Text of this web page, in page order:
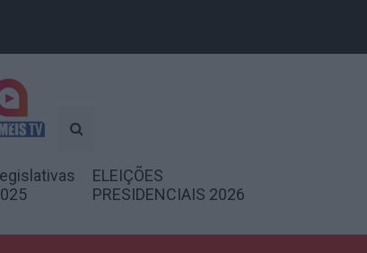
ELEIÇÕES
PRESIDENCIAIS 2026